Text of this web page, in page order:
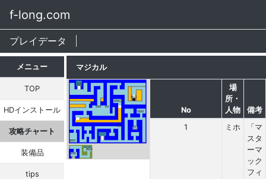
f-long.com
プレイデータ
メニュー
TOP
HDインストール
攻略チャート
装備品
tips
マジカル
No
場
所・
人物
備考
1
ミホ
「マ
スタ
ーマ
ック
フィ